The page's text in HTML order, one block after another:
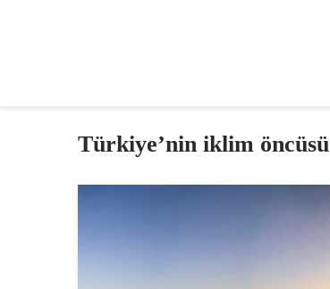
Türkiye’nin iklim öncüsü